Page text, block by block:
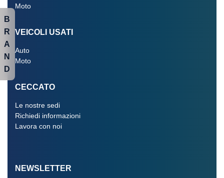
Moto
VEICOLI USATI
Auto
Moto
CECCATO
Le nostre sedi
Richiedi informazioni
Lavora con noi
NEWSLETTER
B
R
A
N
D